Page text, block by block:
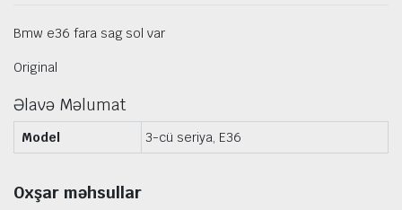
Bmw e36 fara sag sol var
Original
Əlavə Məlumat
Model 3-cü seriya, E36
Oxşar məhsullar